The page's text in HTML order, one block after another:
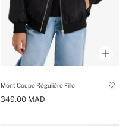
Mont Coupe Régulière Fille
349.00 MAD